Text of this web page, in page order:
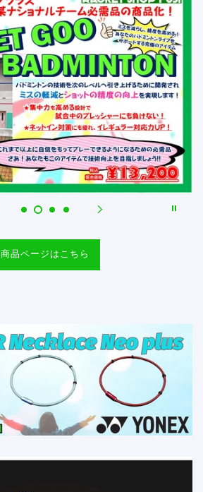
商品ページはこちら